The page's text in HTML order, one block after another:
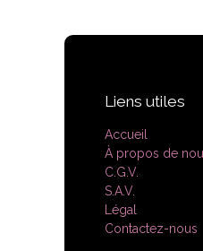
Liens utiles
Accueil
À propos de
C.G.V.
S.A.V.
Légal
Contactez-nous